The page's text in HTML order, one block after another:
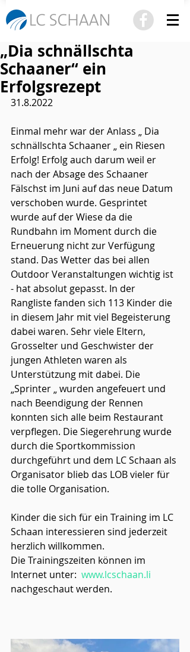
„Dia schnällschta
Schaaner“ ein
Erfolgsrezept
31.8.2022
Einmal mehr war der Anlass „ Dia
schnällschta Schaaner „ ein Riesen
Erfolg! Erfolg auch darum weil er
nach der Absage des Schaaner
Fälschst im Juni auf das neue Datum
verschoben wurde. Gesprintet
wurde auf der Wiese da die
Rundbahn im Moment durch die
Erneuerung nicht zur Verfügung
stand. Das Wetter das bei allen
Outdoor Veranstaltungen wichtig ist
- hat absolut gepasst. In der
Rangliste fanden sich 113 Kinder die
in diesem Jahr mit viel Begeisterung
dabei waren. Sehr viele Eltern,
Grosselter und Geschwister der
jungen Athleten waren als
Unterstützung mit dabei. Die
„Sprinter „ wurden angefeuert und
nach Beendigung der Rennen
konnten sich alle beim Restaurant
verpflegen. Die Siegerehrung wurde
durch die Sportkommission
durchgeführt und dem LC Schaan als
Organisator blieb das LOB vieler für
die tolle Organisation.
Kinder die sich für ein Training im LC
Schaan interessieren sind jederzeit
herzlich willkommen.
Die Trainingszeiten können im
Internet unter: www.lcschaan.li
nachgeschaut werden.